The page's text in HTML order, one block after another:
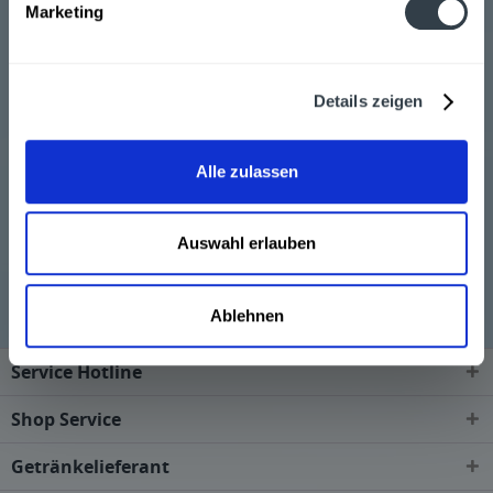
Marketing
Details zeigen
Alle zulassen
Auswahl erlauben
Ablehnen
Rheingold AG“ 1933 übernahm die Söhnlein Rheingold
Varianten an Sekt, alkoholfreiem Sekt und weinhaltigen
unseren Online-Shop bestellen.
Orten und Postleitzahl-Gebieten geliefert
Service Hotline
Shop Service
Getränkelieferant